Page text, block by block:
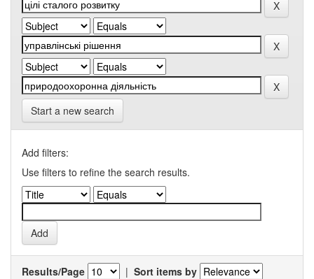
Start a new search
Add filters:
Use filters to refine the search results.
Results/Page | Sort items by